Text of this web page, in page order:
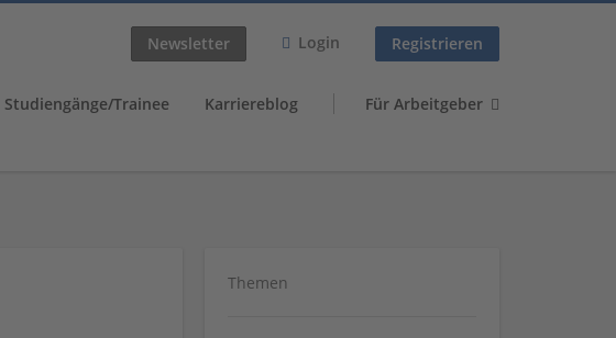
Newsletter Login Registrieren
Studiengänge/Trainee Karriereblog Für Arbeitgeber
Themen